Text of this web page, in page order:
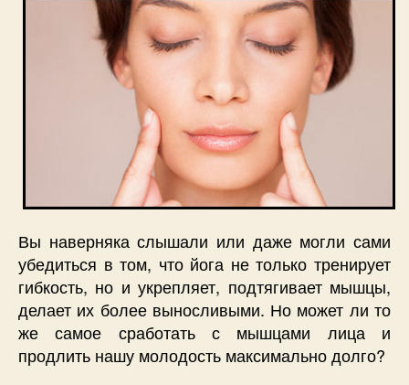
Вы наверняка слышали или даже могли сами
убедиться в том, что йога не только тренирует
гибкость, но и укрепляет, подтягивает мышцы,
делает их более выносливыми. Но может ли то
же самое сработать с мышцами лица и
продлить нашу молодость максимально долго?